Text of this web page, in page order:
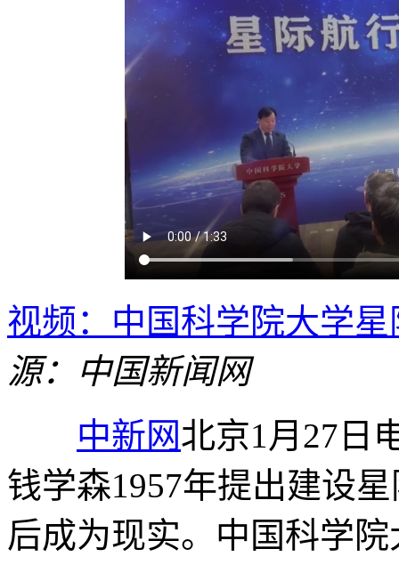
视频：中国科学院大学
源：中国新闻网
中新网北京1月27日
钱学森1957年提出建设
后成为现实。中国科学